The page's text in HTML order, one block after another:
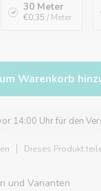
30 Meter
€0,35 / Meter
Warenkorb
14:00 Uhr für den
Dieses Produkt
und Varianten